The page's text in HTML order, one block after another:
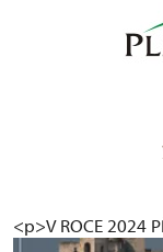
<p>V ROCE 2024